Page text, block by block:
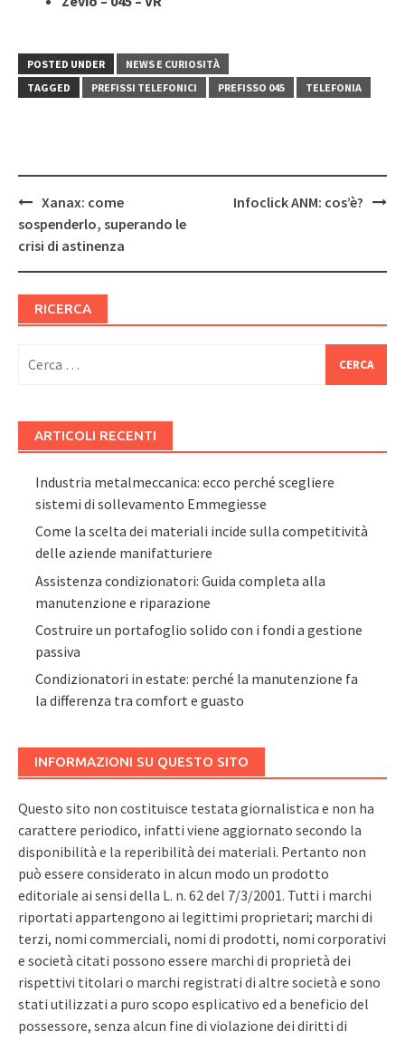
POSTED UNDER
NEWS E CURIOSITÀ
TAGGED
PREFISSI TELEFONICI PREFISSO 045 TELEFONIA
Post
navigation
Xanax: come
sospenderlo, superando le
crisi di astinenza
Infoclick ANM: cos’è?
RICERCA
per:
ARTICOLI RECENTI
Industria metalmeccanica: ecco perché scegliere
sistemi di sollevamento Emmegiesse
Come la scelta dei materiali incide sulla competitività
delle aziende manifatturiere
Assistenza condizionatori: Guida completa alla
manutenzione e riparazione
Costruire un portafoglio solido con i fondi a gestione
passiva
Condizionatori in estate: perché la manutenzione fa
la differenza tra comfort e guasto
INFORMAZIONI SU QUESTO SITO
Questo sito non costituisce testata giornalistica e non ha
carattere periodico, infatti viene aggiornato secondo la
disponibilità e la reperibilità dei materiali. Pertanto non
può essere considerato in alcun modo un prodotto
editoriale ai sensi della L. n. 62 del 7/3/2001. Tutti i marchi
riportati appartengono ai legittimi proprietari; marchi di
terzi, nomi commerciali, nomi di prodotti, nomi corporativi
e società citati possono essere marchi di proprietà dei
rispettivi titolari o marchi registrati di altre società e sono
stati utilizzati a puro scopo esplicativo ed a beneficio del
possessore, senza alcun fine di violazione dei diritti di